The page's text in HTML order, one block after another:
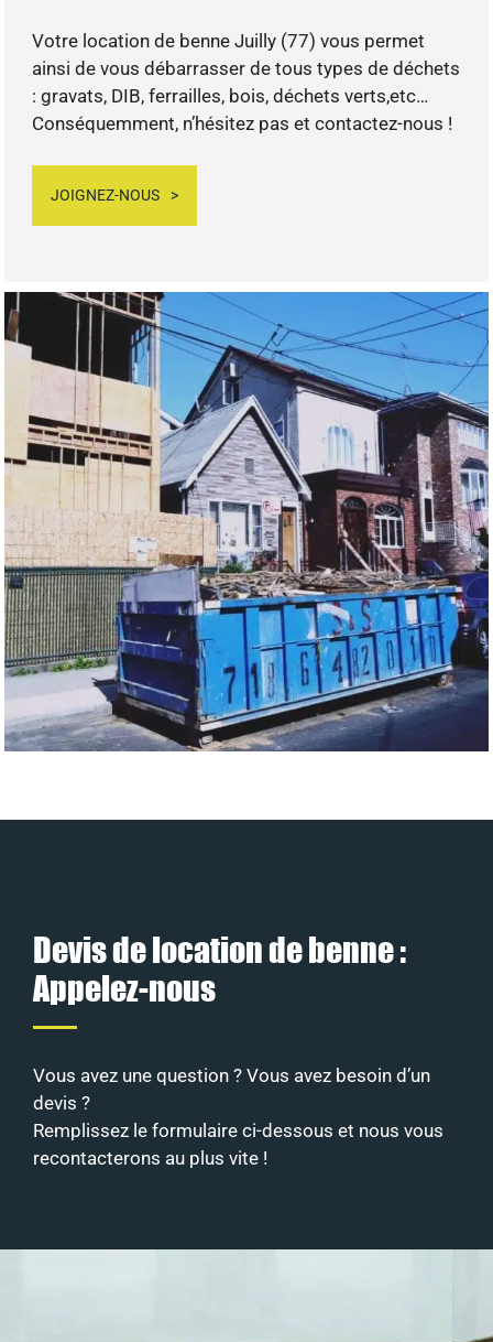
Votre location de benne Juilly (77) vous permet
ainsi de vous débarrasser de tous types de déchets
: gravats, DIB, ferrailles, bois, déchets verts,etc…
Conséquemment, n’hésitez pas et contactez-nous !
JOIGNEZ-NOUS
Devis de location de benne :
Appelez-nous
Vous avez une question ? Vous avez besoin d’un
devis ?
Remplissez le formulaire ci-dessous et nous vous
recontacterons au plus vite !